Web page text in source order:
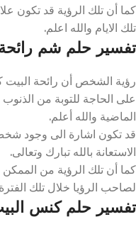
كما أن تلك الرؤية قد تكون
تلك الايام والله اعلم.
تفسير حلم شم
رؤية الشخص أن رائحة البيت
على الحاجة للتوبة من الذنوب
الماضية والله أعلم.
قد تكون اشارة الى وجود
الاستعانة بالله تبارك وتعالى.
كما أن تلك الرؤية من
لصاحب الرؤيا خلال تلك الفترة
تفسير حلم كنس